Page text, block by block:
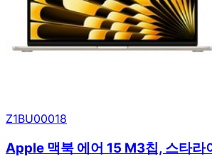
Z1BU00018
Apple 맥북 에어 15 M3칩, 스타라